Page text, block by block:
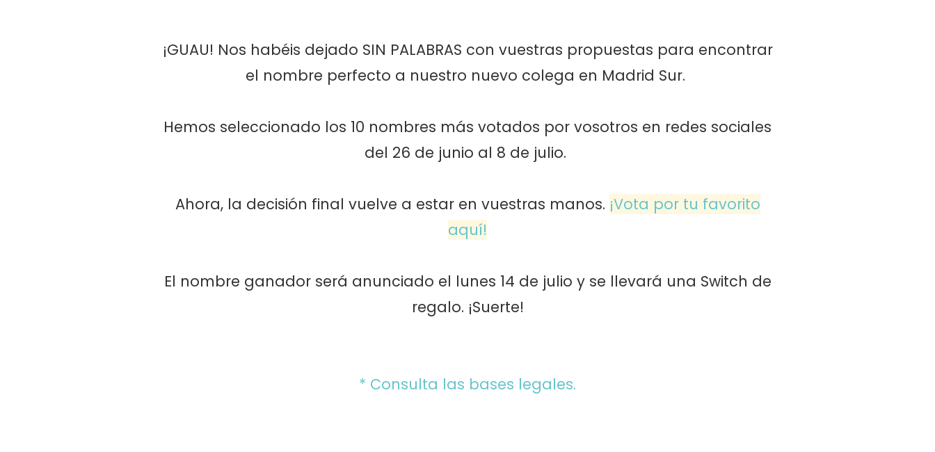
¡GUAU! Nos habéis dejado SIN PALABRAS con vuestras propuestas para encontrar
el nombre perfecto a nuestro nuevo colega en Madrid Sur.
Hemos seleccionado los 10 nombres más votados por vosotros en redes sociales
del 26 de junio al 8 de julio.
Ahora, la decisión final vuelve a estar en vuestras manos. ¡Vota por tu favorito
aquí!
El nombre ganador será anunciado el lunes 14 de julio y se llevará una Switch de
regalo. ¡Suerte!
* Consulta las bases legales.